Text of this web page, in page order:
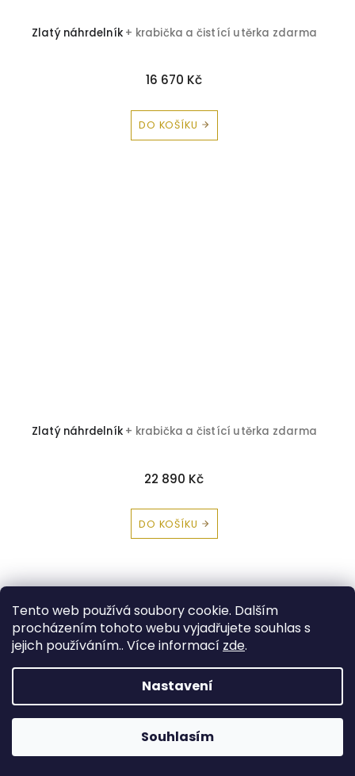
Tento web používá soubory cookie. Dalším
procházením tohoto webu vyjadřujete souhlas s
jejich používáním.. Více informací zde.
Nastavení
Souhlasím
Zlatý náhrdelník + krabička a čistící utěrka zdarma
16 670 Kč
DO KOŠÍKU
Zlatý náhrdelník + krabička a čistící utěrka zdarma
22 890 Kč
DO KOŠÍKU